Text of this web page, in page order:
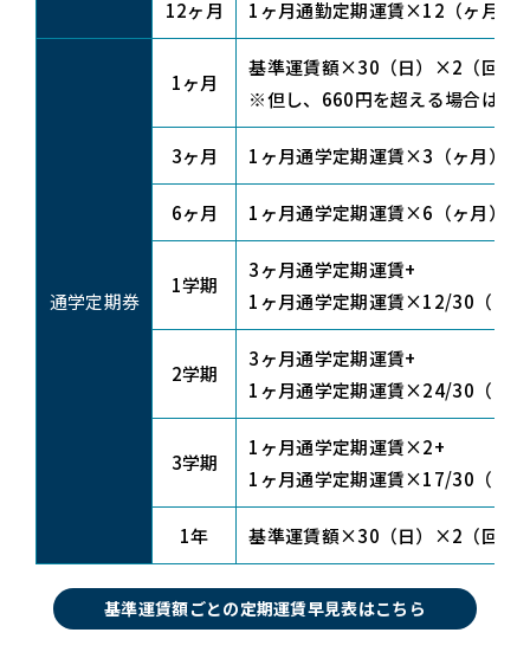
12ヶ月 1ヶ月通勤定期運賃×12（ヶ月
通学定期券
1ヶ月
基準運賃額×30（日）×2（回）
※但し、660円を超える場合は遠
3ヶ月 1ヶ月通学定期運賃×3（ヶ月）
6ヶ月 1ヶ月通学定期運賃×6（ヶ月）×
1学期
3ヶ月通学定期運賃+
1ヶ月通学定期運賃×12/30（日）
2学期
3ヶ月通学定期運賃+
1ヶ月通学定期運賃×24/30（日）
3学期
1ヶ月通学定期運賃×2+
1ヶ月通学定期運賃×17/30（日）
1年 基準運賃額×30（日）×2（回
基準運賃額ごとの定期運賃早見表はこちら